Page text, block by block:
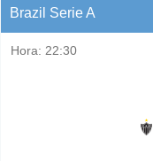
Brazil Serie A
Hora: 22:30